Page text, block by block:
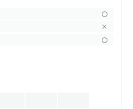
〇
×
〇